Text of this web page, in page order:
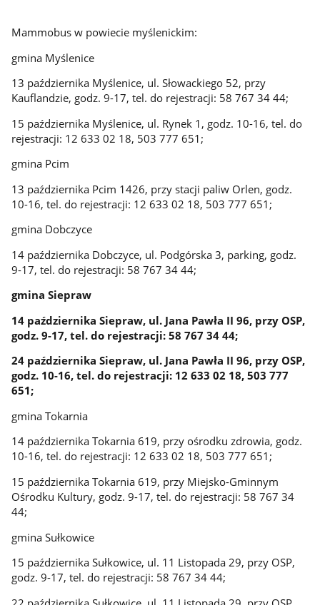
Mammobus w powiecie myślenickim:
gmina Myślenice
13 października Myślenice, ul. Słowackiego 52, przy
Kauflandzie, godz. 9-17, tel. do rejestracji: 58 767 34 44;
15 października Myślenice, ul. Rynek 1, godz. 10-16, tel. do
rejestracji: 12 633 02 18, 503 777 651;
gmina Pcim
13 października Pcim 1426, przy stacji paliw Orlen, godz.
10-16, tel. do rejestracji: 12 633 02 18, 503 777 651;
gmina Dobczyce
14 października Dobczyce, ul. Podgórska 3, parking, godz.
9-17, tel. do rejestracji: 58 767 34 44;
gmina Siepraw
14 października Siepraw, ul. Jana Pawła II 96, przy OSP,
godz. 9-17, tel. do rejestracji: 58 767 34 44;
24 października Siepraw, ul. Jana Pawła II 96, przy OSP,
godz. 10-16, tel. do rejestracji: 12 633 02 18, 503 777
651;
gmina Tokarnia
14 października Tokarnia 619, przy ośrodku zdrowia, godz.
10-16, tel. do rejestracji: 12 633 02 18, 503 777 651;
15 października Tokarnia 619, przy Miejsko-Gminnym
Ośrodku Kultury, godz. 9-17, tel. do rejestracji: 58 767 34
44;
gmina Sułkowice
15 października Sułkowice, ul. 11 Listopada 29, przy OSP,
godz. 9-17, tel. do rejestracji: 58 767 34 44;